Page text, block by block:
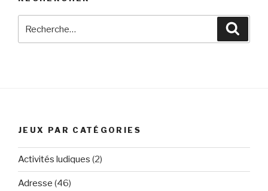
pour
JEUX PAR CATÉGORIES
Activités ludiques (2)
Adresse (46)